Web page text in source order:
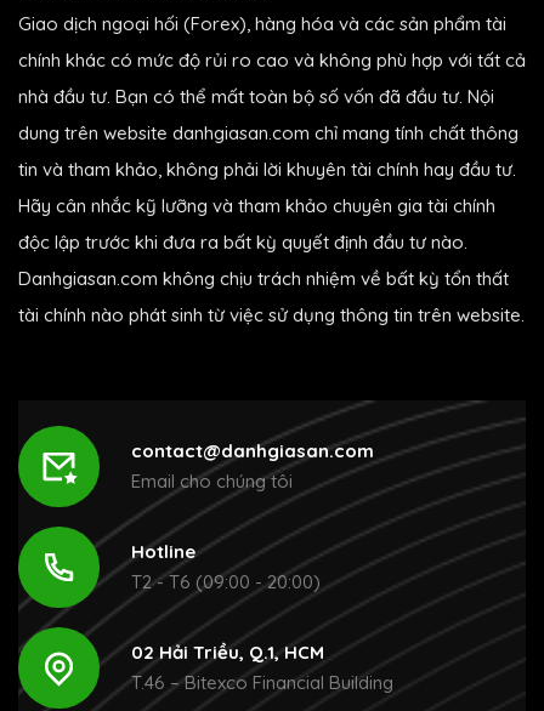
Giao dịch ngoại hối (Forex), hàng hóa và các sản phẩm tài
chính khác có mức độ rủi ro cao và không phù hợp với tất cả
nhà đầu tư. Bạn có thể mất toàn bộ số vốn đã đầu tư. Nội
dung trên website danhgiasan.com chỉ mang tính chất thông
tin và tham khảo, không phải lời khuyên tài chính hay đầu tư.
Hãy cân nhắc kỹ lưỡng và tham khảo chuyên gia tài chính
độc lập trước khi đưa ra bất kỳ quyết định đầu tư nào.
Danhgiasan.com không chịu trách nhiệm về bất kỳ tổn thất
tài chính nào phát sinh từ việc sử dụng thông tin trên website.
contact@danhgiasan.com
Email cho chúng tôi
Hotline
T2 - T6 (09:00 - 20:00)
02 Hải Triều, Q.1, HCM
T.46 – Bitexco Financial Building